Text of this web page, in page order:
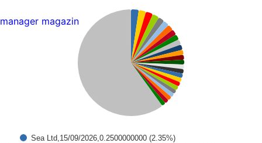
Sea Ltd,15/09/2026,0.2500000000 (2.35%)
manager magazin